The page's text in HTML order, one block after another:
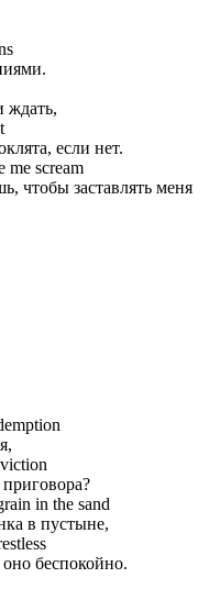
ждать,
если нет.
me scream
чтобы заставлять меня
in the sand
в пустыне,
беспокойно.